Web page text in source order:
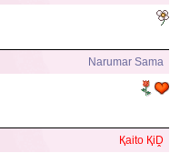
Narumar Sama
Қaito ҚiḒ